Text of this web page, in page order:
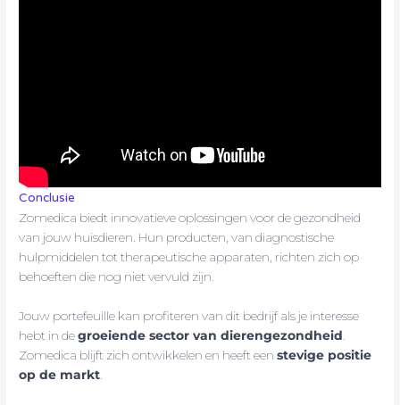
Conclusie
Zomedica biedt innovatieve oplossingen voor de gezondheid
van jouw huisdieren. Hun producten, van diagnostische
hulpmiddelen tot therapeutische apparaten, richten zich op
behoeften die nog niet vervuld zijn.
Jouw portefeuille kan profiteren van dit bedrijf als je interesse
hebt in degroeiende sector van dierengezondheid
Zomedica blijft zich ontwikkelen en heeft eenstevige positie
op de markt